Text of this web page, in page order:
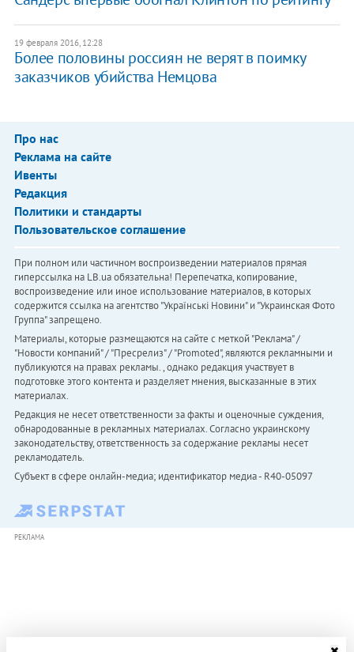
19 февраля 2016, 12:28
Более половины россиян не верят в поимку
заказчиков убийства Немцова
Про нас
Реклама на сайте
Ивенты
Редакция
Политики и стандарты
Пользовательское соглашение
При полном или частичном воспроизведении материалов прямая
гиперссылка на LB.ua обязательна! Перепечатка, копирование,
воспроизведение или иное использование материалов, в которых
содержится ссылка на агентство "Українськi Новини" и "Украинская Фото
Группа" запрещено.
Материалы, которые размещаются на сайте с меткой "Реклама" /
"Новости компаний" / "Пресрелиз" / "Promoted", являются рекламными и
публикуются на правах рекламы. , однако редакция участвует в
подготовке этого контента и разделяет мнения, высказанные в этих
материалах.
Редакция не несет ответственности за факты и оценочные суждения,
обнародованные в рекламных материалах. Согласно украинскому
законодательству, ответственность за содержание рекламы несет
рекламодатель.
Субъект в сфере онлайн-медиа; идентификатор медиа - R40-05097
РЕКЛАМА